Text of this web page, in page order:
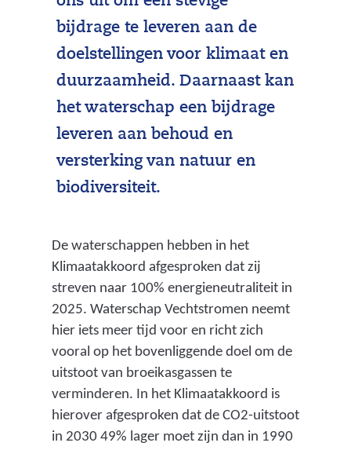
bijdrage te leveren aan de
doelstellingen voor klimaat en
duurzaamheid. Daarnaast kan
het waterschap een bijdrage
leveren aan behoud en
versterking van natuur en
biodiversiteit.
De waterschappen hebben in het
Klimaatakkoord afgesproken dat zij
streven naar 100% energieneutraliteit in
2025. Waterschap Vechtstromen neemt
hier iets meer tijd voor en richt zich
vooral op het bovenliggende doel om de
uitstoot van broeikasgassen te
verminderen. In het Klimaatakkoord is
hierover afgesproken dat de CO2-uitstoot
in 2030 49% lager moet zijn dan in 1990